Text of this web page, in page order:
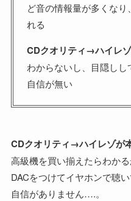
ど音の情報量が多くな
れる
CDクオリティ→ハイレ
わからないし、目隠し
自信が無い
CDクオリティ→ハイレゾが
高級機を買い揃えたらわか
DACをつけてイヤホンで聴
自信がありません….。